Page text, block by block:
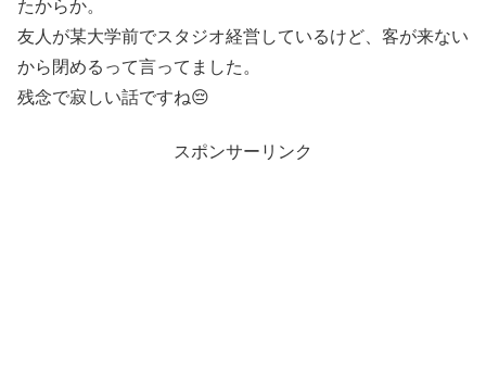
たからか。
友人が某大学前でスタジオ経営しているけど、客が来ない
から閉めるって言ってました。
残念で寂しい話ですね😔
スポンサーリンク